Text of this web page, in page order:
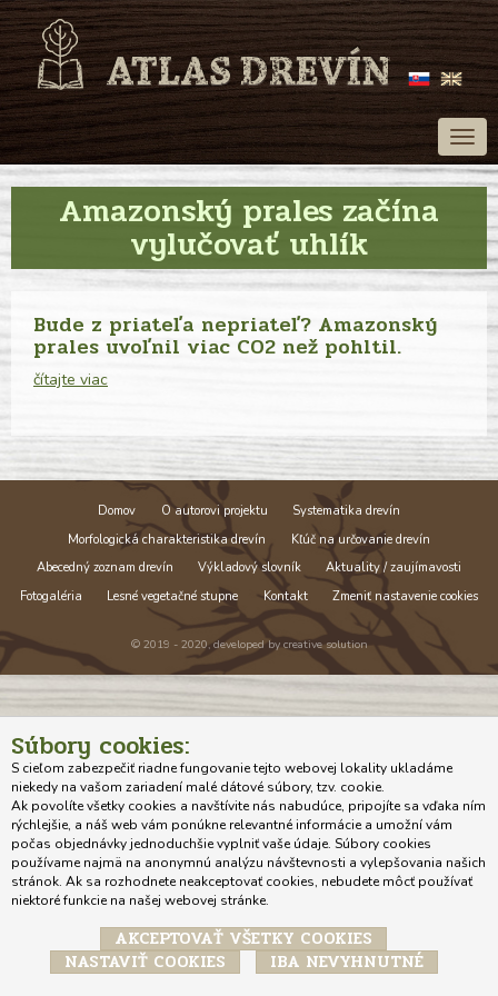
Amazonský prales začína
vylučovať uhlík
Bude z priateľa nepriateľ? Amazonský
prales uvoľnil viac CO2 než pohltil.
čítajte viac
Domov O autorovi projektu
Systematika drevín
Morfologická charakteristika drevín
Kľúč na určovanie drevín
Abecedný zoznam drevín
Výkladový slovník
Aktuality / zaujímavosti
Fotogaléria
Lesné vegetačné stupne Kontakt Zmeniť nastavenie cookies
© 2019 - 2020, developed bycreative solution
Súbory cookies:
S cieľom zabezpečiť riadne fungovanie tejto webovej lokality ukladáme
niekedy na vašom zariadení malé dátové súbory, tzv. cookie.
Ak povolíte všetky cookies a navštívite nás nabudúce, pripojíte sa vďaka ním
rýchlejšie, a náš web vám ponúkne relevantné informácie a umožní vám
počas objednávky jednoduchšie vyplniť vaše údaje. Súbory cookies
používame najmä na anonymnú analýzu návštevnosti a vylepšovania našich
stránok. Ak sa rozhodnete neakceptovať cookies, nebudete môcť používať
niektoré funkcie na našej webovej stránke.
AKCEPTOVAŤ VŠETKY COOKIES
NASTAVIŤ COOKIES
IBA NEVYHNUTNÉ